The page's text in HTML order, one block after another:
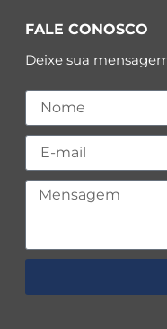
FALE CONOSCO
Deixe sua